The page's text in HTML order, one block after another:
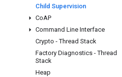
Child Supervision
CoAP
Command Line Interface
Crypto - Thread Stack
Factory Diagnostics - Thread
Stack
Heap